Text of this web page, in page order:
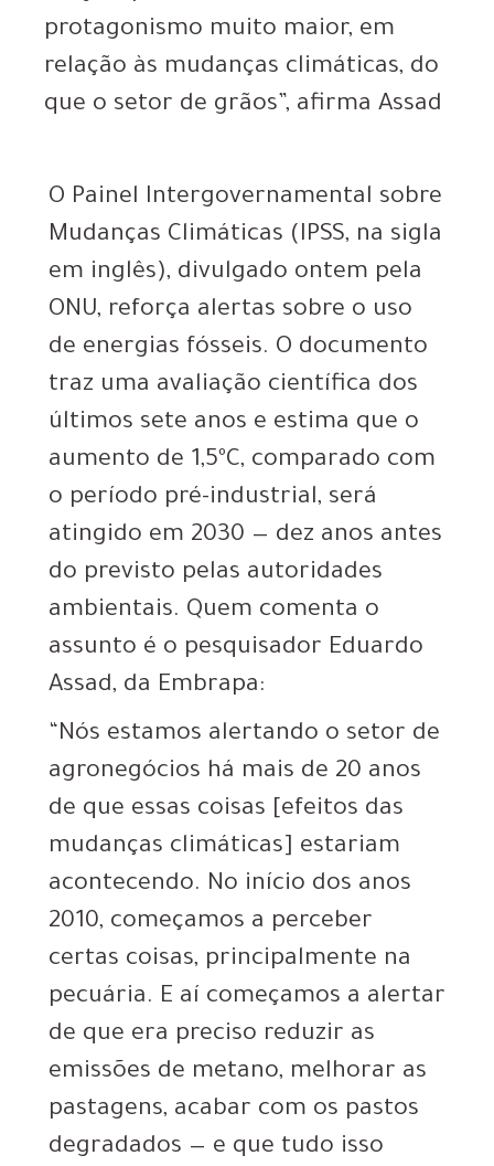
protagonismo muito maior, em
relação às mudanças climáticas, do
que o setor de grãos”, afirma Assad
O Painel Intergovernamental sobre
Mudanças Climáticas (IPSS, na sigla
em inglês), divulgado ontem pela
ONU, reforça alertas sobre o uso
de energias fósseis. O documento
traz uma avaliação científica dos
últimos sete anos e estima que o
aumento de 1,5ºC, comparado com
o período pré-industrial, será
atingido em 2030 — dez anos antes
do previsto pelas autoridades
ambientais. Quem comenta o
assunto é o pesquisador Eduardo
Assad, da Embrapa:
“Nós estamos alertando o setor de
agronegócios há mais de 20 anos
de que essas coisas [efeitos das
mudanças climáticas] estariam
acontecendo. No início dos anos
2010, começamos a perceber
certas coisas, principalmente na
pecuária. E aí começamos a alertar
de que era preciso reduzir as
emissões de metano, melhorar as
pastagens, acabar com os pastos
degradados — e que tudo isso